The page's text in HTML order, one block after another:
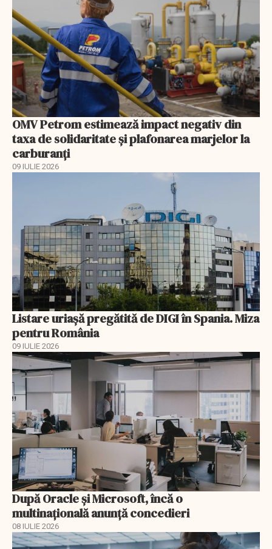
OMV Petrom estimează impact negativ din
taxa de solidaritate și plafonarea marjelor la
carburanți
09 IULIE 2026
Listare uriașă pregătită de DIGI în Spania. Miza
pentru România
09 IULIE 2026
După Oracle şi Microsoft, încă o
multinaţională anunţă concedieri
08 IULIE 2026
EXCLUSIV